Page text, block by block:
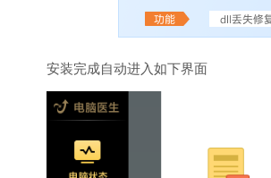
安装完成自动进入如下界面